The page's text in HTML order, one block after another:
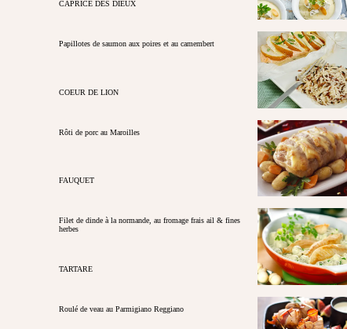
CAPRICE DES DIEUX
Papillotes de saumon aux poires et au camembert
COEUR DE LION
Rôti de porc au Maroilles
FAUQUET
Filet de dinde à la normande, au fromage frais ail & fines
herbes
TARTARE
Roulé de veau au Parmigiano Reggiano